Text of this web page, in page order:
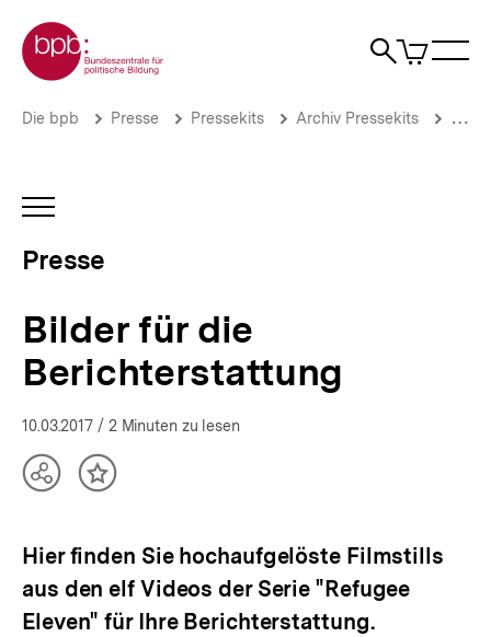
zum
Seiteninhalt
springen
Zur Startseite der bpb
Suche
Artikel
im
Bilder
Presse
bpb.de
Brotkrümelnavigation
Pfadnavigation
Die bpb Presse Pressekits Archiv Pressekits
INHALTSNAVIGATION
Presse
Bilder für die
Berichterstattung
10.03.2017 / 2 Minuten zu lesen
TeilenInhalt
Hier finden Sie hochaufgelöste Filmstills
aus den elf Videos der Serie "Refugee
Eleven" für Ihre Berichterstattung.